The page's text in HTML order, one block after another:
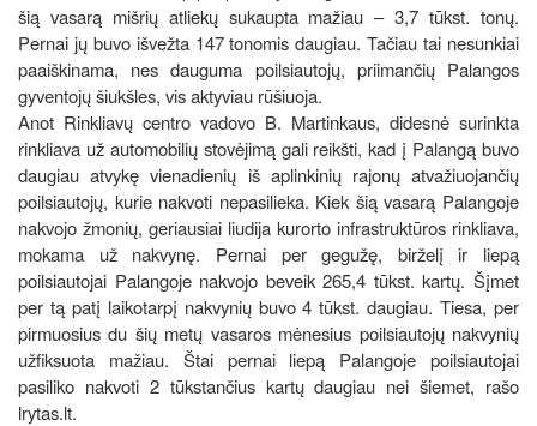
šią vasarą mišrių atliekų sukaupta mažiau – 3,7 tūkst. tonų.
Pernai jų buvo išvežta 147 tonomis daugiau. Tačiau tai nesunkiai
paaiškinama, nes dauguma poilsiautojų, priimančių Palangos
gyventojų šiukšles, vis aktyviau rūšiuoja.
Anot Rinkliavų centro vadovo B. Martinkaus, didesnė surinkta
rinkliava už automobilių stovėjimą gali reikšti, kad į Palangą buvo
daugiau atvykę vienadienių iš aplinkinių rajonų atvažiuojančių
poilsiautojų, kurie nakvoti nepasilieka. Kiek šią vasarą Palangoje
nakvojo žmonių, geriausiai liudija kurorto infrastruktūros rinkliava,
mokama už nakvynę. Pernai per gegužę, birželį ir liepą
poilsiautojai Palangoje nakvojo beveik 265,4 tūkst. kartų. Šįmet
per tą patį laikotarpį nakvynių buvo 4 tūkst. daugiau. Tiesa, per
pirmuosius du šių metų vasaros mėnesius poilsiautojų nakvynių
užfiksuota mažiau. Štai pernai liepą Palangoje poilsiautojai
pasiliko nakvoti 2 tūkstančius kartų daugiau nei šiemet, rašo
lrytas.lt.